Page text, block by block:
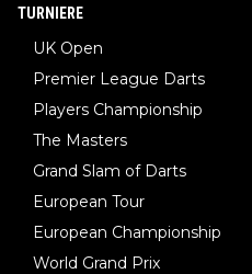
TURNIERE
UK Open
Premier League Darts
Players Championship
The Masters
Grand Slam of Darts
European Tour
European Championship
World Grand Prix